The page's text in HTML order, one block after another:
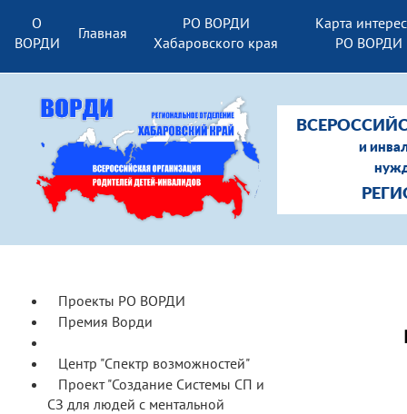
и
О
ВОРДИ
Главная
РО ВОРДИ
Хабаровского края
Карта
РО ВОРДИ
Проекты РО ВОРДИ
Премия Ворди
Центр "Спектр возможностей"
Проект "Создание Системы СП и
СЗ для людей с ментальной